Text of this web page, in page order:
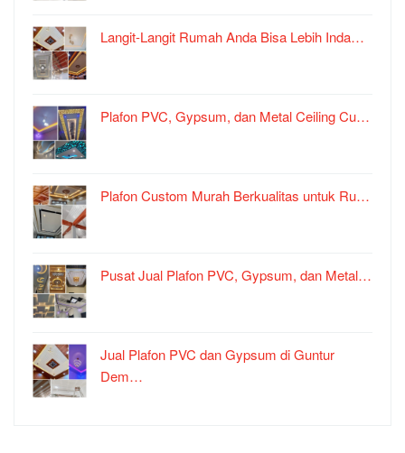
Langit-Langit Rumah Anda Bisa Lebih Inda…
Plafon PVC, Gypsum, dan Metal Ceiling Cu…
Plafon Custom Murah Berkualitas untuk Ru…
Pusat Jual Plafon PVC, Gypsum, dan Metal…
Jual Plafon PVC dan Gypsum di Guntur
Dem…